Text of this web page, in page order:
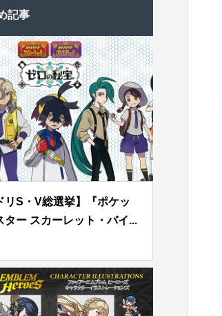
記事
リS・V総選挙】『ポケッ
ター スカーレット・バイ...